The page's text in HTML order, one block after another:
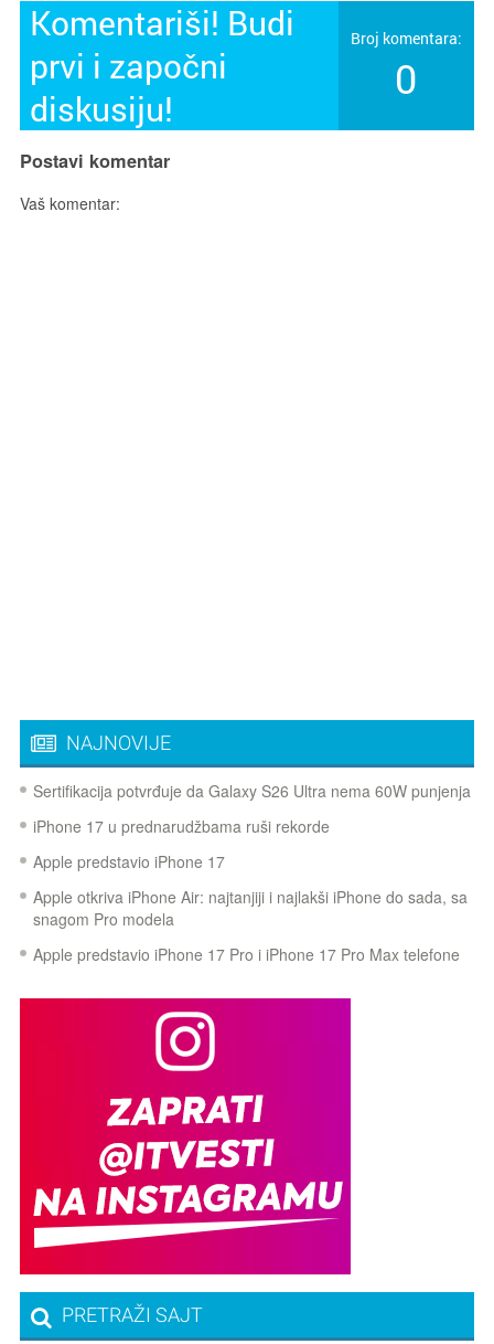
Komentariši! Budi
prvi i započni
diskusiju!
Broj komentara:
0
Postavi komentar
Vaš komentar:
NAJNOVIJE
Sertifikacija potvrđuje da Galaxy S26 Ultra nema 60W punjenja
iPhone 17 u prednarudžbama ruši rekorde
Apple predstavio iPhone 17
Apple otkriva iPhone Air: najtanjiji i najlakši iPhone do sada, sa
snagom Pro modela
Apple predstavio iPhone 17 Pro i iPhone 17 Pro Max telefone
PRETRAŽI SAJT